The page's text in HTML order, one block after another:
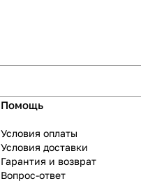
Помощь
Условия оплаты
Условия доставки
Гарантия и возврат
Вопрос-ответ